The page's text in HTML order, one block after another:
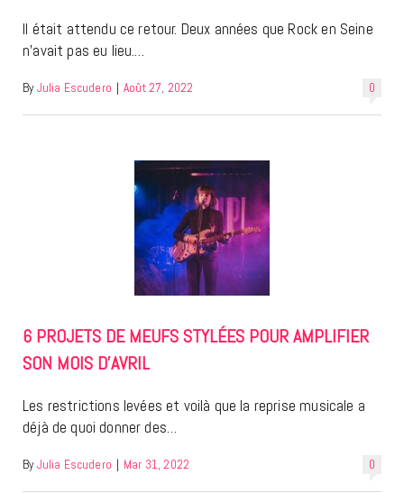
Il était attendu ce retour. Deux années que Rock en Seine
n’avait pas eu lieu.…
0
By Julia Escudero | Août 27, 2022
6 PROJETS DE MEUFS STYLÉES POUR AMPLIFIER
SON MOIS D’AVRIL
Les restrictions levées et voilà que la reprise musicale a
déjà de quoi donner des…
0
By Julia Escudero | Mar 31, 2022